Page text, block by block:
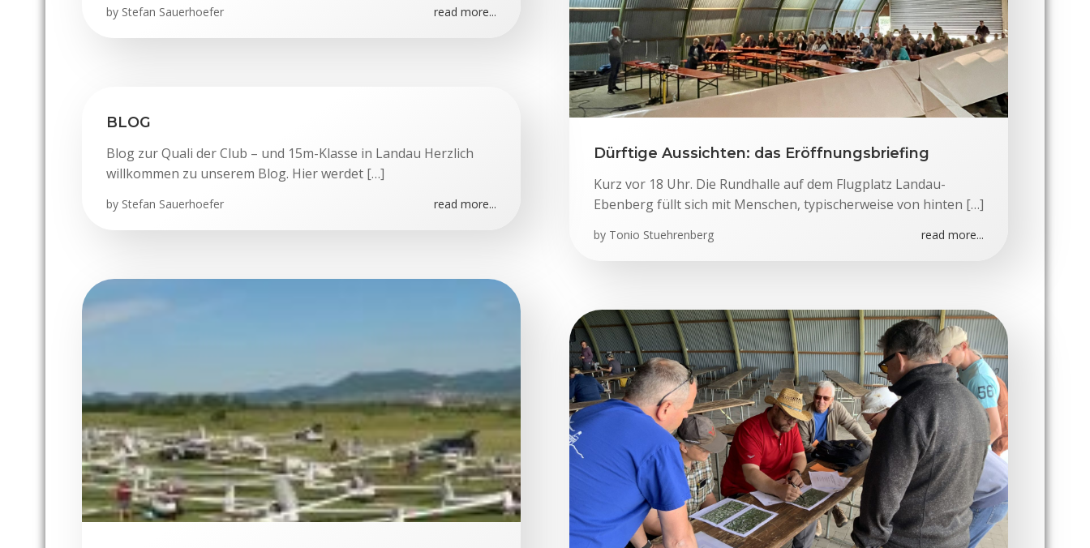
by Stefan Sauerhoefer read more...
Dürftige Aussichten: das Eröffnungsbriefing
Kurz vor 18 Uhr. Die Rundhalle auf dem Flugplatz Landau-
Ebenberg füllt sich mit Menschen, typischerweise von hinten […]
by Tonio Stuehrenberg read more...
BLOG
Blog zur Quali der Club – und 15m-Klasse in Landau Herzlich
willkommen zu unserem Blog. Hier werdet […]
by Stefan Sauerhoefer read more...